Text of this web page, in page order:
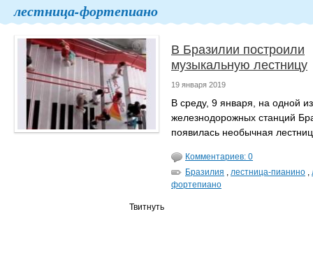
лестница-фортепиано
В Бразилии построили
музыкальную лестницу
19 января 2019
В среду, 9 января, на одной из
железнодорожных станций
появилась необычная
Комментариев: 0
Бразилия , лестница-пианино ,
фортепиано
Твитнуть